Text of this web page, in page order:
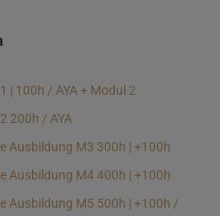
| 100h / AYA + Modul 2
200h / AYA
Ausbildung M3 300h | +100h
Ausbildung M4 400h | +100h
Ausbildung M5 500h | +100h /